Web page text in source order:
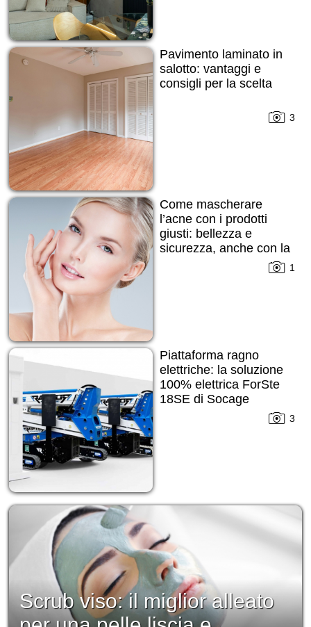
Pavimento laminato in
salotto: vantaggi e
consigli per la scelta
3
Come mascherare
l’acne con i prodotti
giusti: bellezza e
sicurezza, anche con la
1
Piattaforma ragno
elettriche: la soluzione
100% elettrica ForSte
18SE di Socage
3
Scrub viso: il miglior alleato